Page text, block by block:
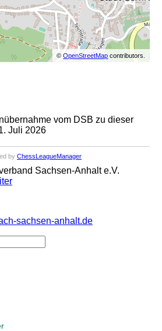
©OpenStreetMap contributors.
vom DSB zu dieser
Juli 2026
by ChessLeagueManager
Sachsen-Anhalt e.V.
sachsen-anhalt.de